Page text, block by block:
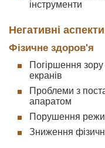
інструменти
Негативні
Фізичне здоров'я
Погіршення
екранів
Проблеми з
апаратом
Порушення
Зниження